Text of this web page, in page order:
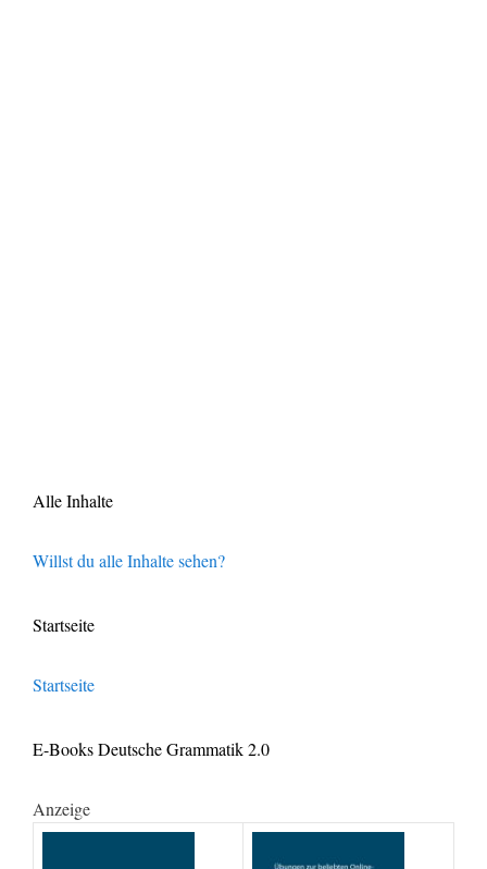
Alle Inhalte
Willst du alle Inhalte sehen?
Startseite
Startseite
E-Books Deutsche Grammatik 2.0
Anzeige